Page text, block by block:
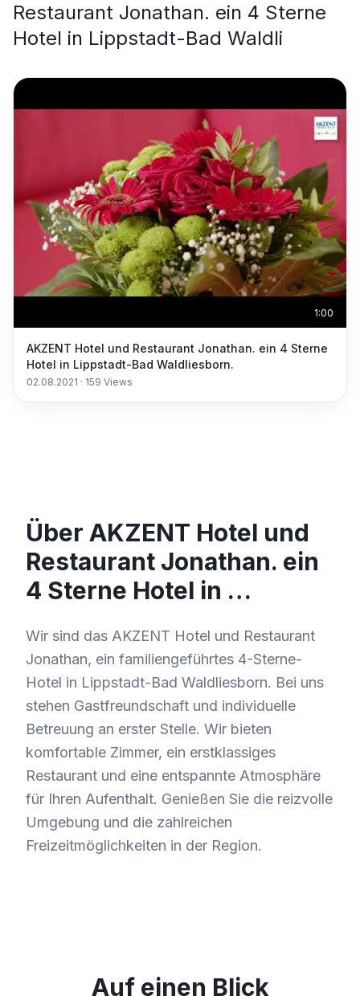
Restaurant Jonathan. ein 4 Sterne
Hotel in Lippstadt-Bad Waldli
1:00
AKZENT Hotel und Restaurant Jonathan. ein 4 Sterne
Hotel in Lippstadt-Bad Waldliesborn.
02.08.2021 · 159 Views
Über AKZENT Hotel und
Restaurant Jonathan. ein
4 Sterne Hotel in …
Wir sind das AKZENT Hotel und Restaurant
Jonathan, ein familiengeführtes 4-Sterne-
Hotel in Lippstadt-Bad Waldliesborn. Bei uns
stehen Gastfreundschaft und individuelle
Betreuung an erster Stelle. Wir bieten
komfortable Zimmer, ein erstklassiges
Restaurant und eine entspannte Atmosphäre
für Ihren Aufenthalt. Genießen Sie die reizvolle
Umgebung und die zahlreichen
Freizeitmöglichkeiten in der Region.
Auf einen Blick